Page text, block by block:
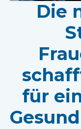
Die
für